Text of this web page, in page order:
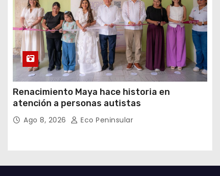
Renacimiento Maya hace historia en
atención a personas autistas
Ago 8, 2026 Eco Peninsular